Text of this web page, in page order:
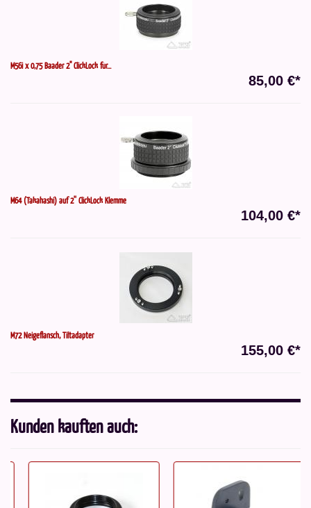
M56i x 0,75 Baader 2" ClickLock für...
85,00 €*
M64 (Takahashi) auf 2'' ClickLock Klemme
104,00 €*
M72 Neigeflansch, Tiltadapter
155,00 €*
Kunden kauften auch: